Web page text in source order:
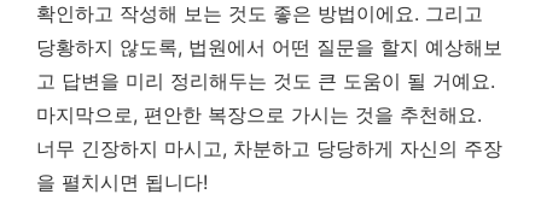
확인하고 작성해 보는 것도 좋은 방법이에요. 그리고
당황하지 않도록, 법원에서 어떤 질문을 할지 예상해보
고 답변을 미리 정리해두는 것도 큰 도움이 될 거예요.
마지막으로, 편안한 복장으로 가시는 것을 추천해요.
너무 긴장하지 마시고, 차분하고 당당하게 자신의 주장
을 펼치시면 됩니다!